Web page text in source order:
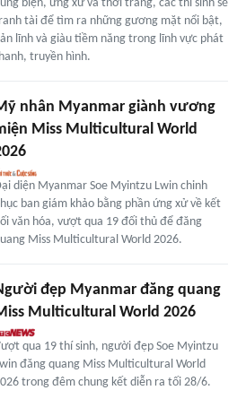
biện, ứng xử và thời trang, các thí sinh sẽ
tài để tìm ra những gương mặt nổi bật,
lĩnh và giàu tiềm năng trong lĩnh vực phát
truyền hình.
nhân Myanmar giành vương
Miss Multicultural World
diện Myanmar Soe Myintzu Lwin chinh
ban giám khảo bằng phần ứng xử về kết
văn hóa, vượt qua 19 đối thủ để đăng
Miss Multicultural World 2026.
đẹp Myanmar đăng quang
Multicultural World 2026
qua 19 thí sinh, người đẹp Soe Myintzu
đăng quang Miss Multicultural World
trong đêm chung kết diễn ra tối 28/6.